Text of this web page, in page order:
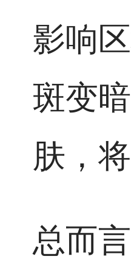
影响
斑变
肤，
总而